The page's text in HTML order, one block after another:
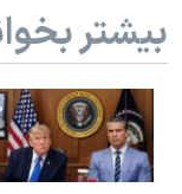
بیشتر